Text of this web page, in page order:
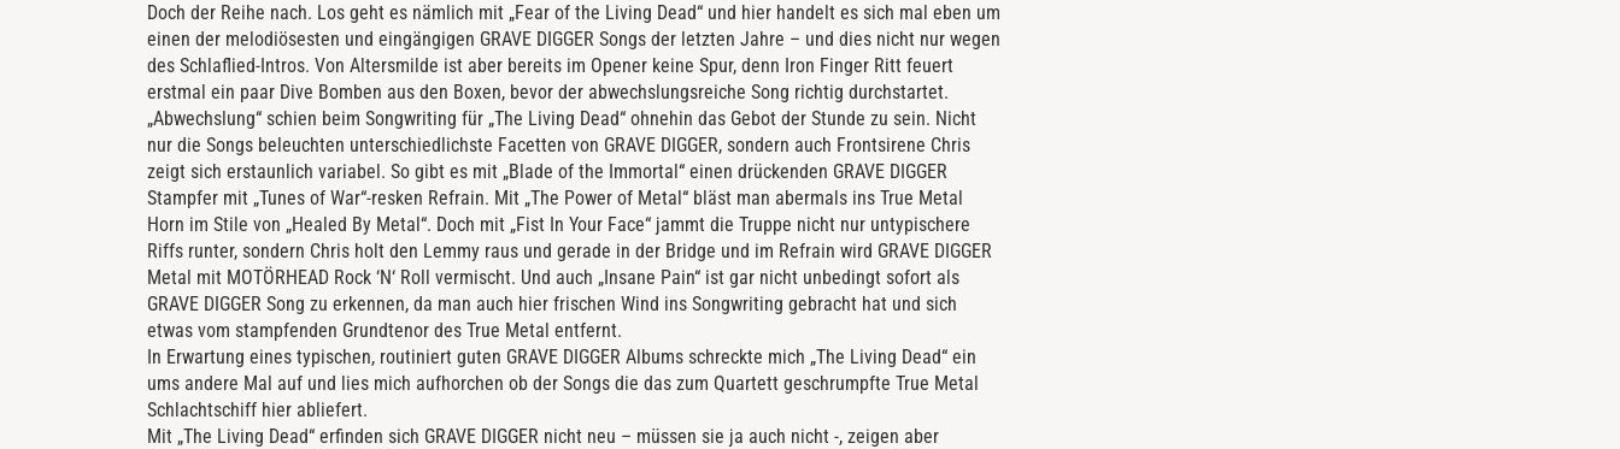
Doch der Reihe nach. Los geht es nämlich mit „Fear of the Living Dead“ und hier handelt es sich mal eben um
einen der melodiösesten und eingängigen GRAVE DIGGER Songs der letzten Jahre – und dies nicht nur wegen
des Schlaflied-Intros. Von Altersmilde ist aber bereits im Opener keine Spur, denn Iron Finger Ritt feuert
erstmal ein paar Dive Bomben aus den Boxen, bevor der abwechslungsreiche Song richtig durchstartet.
„Abwechslung“ schien beim Songwriting für „The Living Dead“ ohnehin das Gebot der Stunde zu sein. Nicht
nur die Songs beleuchten unterschiedlichste Facetten von GRAVE DIGGER, sondern auch Frontsirene Chris
zeigt sich erstaunlich variabel. So gibt es mit „Blade of the Immortal“ einen drückenden GRAVE DIGGER
Stampfer mit „Tunes of War“-resken Refrain. Mit „The Power of Metal“ bläst man abermals ins True Metal
Horn im Stile von „Healed By Metal“. Doch mit „Fist In Your Face“ jammt die Truppe nicht nur untypischere
Riffs runter, sondern Chris holt den Lemmy raus und gerade in der Bridge und im Refrain wird GRAVE DIGGER
Metal mit MOTÖRHEAD Rock ‘N‘ Roll vermischt. Und auch „Insane Pain“ ist gar nicht unbedingt sofort als
GRAVE DIGGER Song zu erkennen, da man auch hier frischen Wind ins Songwriting gebracht hat und sich
etwas vom stampfenden Grundtenor des True Metal entfernt.
In Erwartung eines typischen, routiniert guten GRAVE DIGGER Albums schreckte mich „The Living Dead“ ein
ums andere Mal auf und lies mich aufhorchen ob der Songs die das zum Quartett geschrumpfte True Metal
Schlachtschiff hier abliefert.
Mit „The Living Dead“ erfinden sich GRAVE DIGGER nicht neu – müssen sie ja auch nicht -, zeigen aber